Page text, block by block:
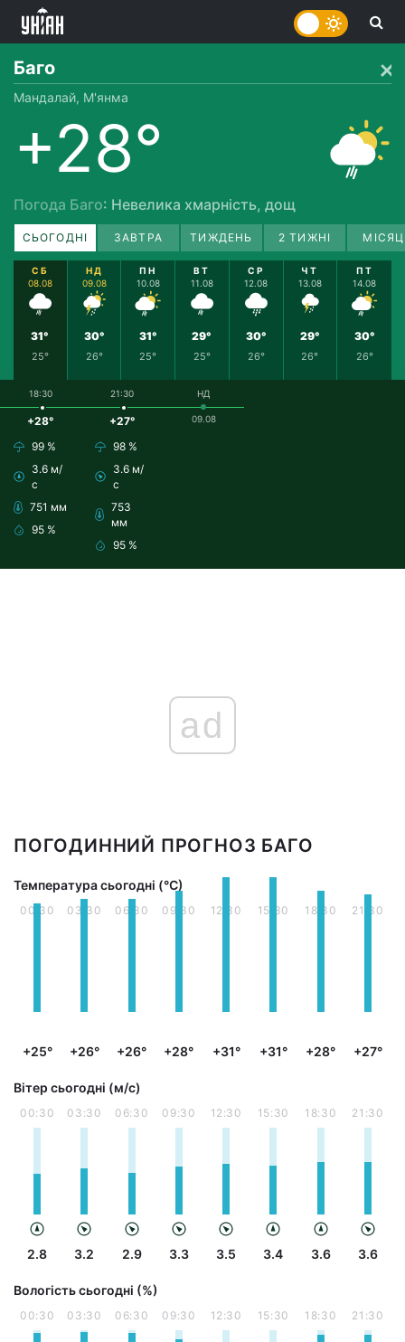
Баго
Мандалай, М'янма
+28°
Погода Баго: Невелика хмарність, дощ
СЬОГОДНІ ЗАВТРА ТИЖДЕНЬ 2 ТИЖНІ
СБ
08.08
31°
25°
НД
09.08
30°
26°
ПН
10.08
31°
25°
ВТ
11.08
29°
25°
СР
12.08
30°
26°
ЧТ
13.08
29°
26°
ПТ
14.08
30°
26°
18:30
+28°
99 %
3.6 м/
с
751 мм
95 %
21:30
+27°
98 %
3.6 м/
с
753
мм
95 %
НД
09.08
ad
ПОГОДИННИЙ ПРОГНОЗ БАГО
Температура сьогодні (°С)
00:30
+25°
03:30
+26°
06:30
+26°
09:30
+28°
12:30
+31°
15:30
+31°
18:30
+28°
21:30
+27°
Вітер сьогодні (м/с)
00:30
2.8
03:30
3.2
06:30
2.9
09:30
3.3
12:30
3.5
15:30
3.4
18:30
3.6
21:30
3.6
Вологість сьогодні (%)
00:30 03:30 06:30 09:30 12:30 15:30 18:30 21:30